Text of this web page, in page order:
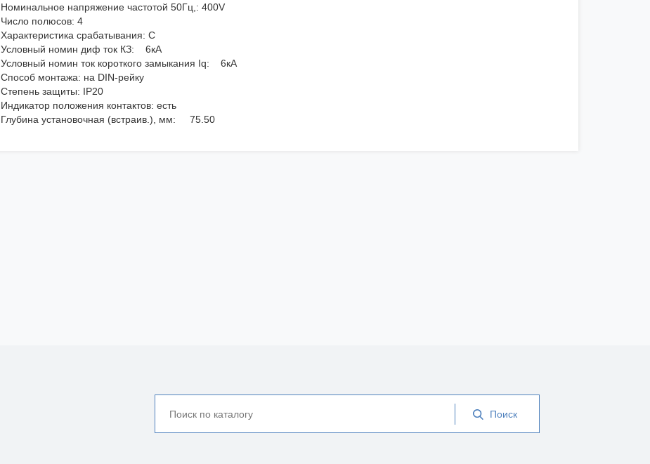
Номинальное напряжение частотой 50Гц,: 400V
Число полюсов: 4
Характеристика срабатывания: С
Условный номин диф ток КЗ: 6кА
Условный номин ток короткого замыкания Iq: 6кА
Способ монтажа: на DIN-рейку
Степень защиты: IP20
Индикатор положения контактов: есть
Глубина установочная (встраив.), мм: 75.50